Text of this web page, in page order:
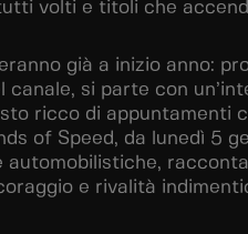
volti e titoli che
già a inizio anno:
canale, si parte con
ricco di appuntamenti
of Speed, da lunedì 5
e rivalità